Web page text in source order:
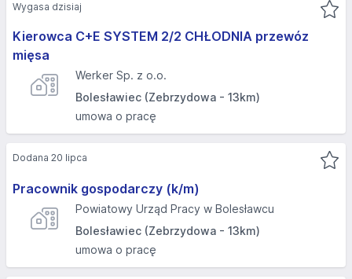
Kierowca C+E SYSTEM 2/2 CHŁODNIA przewóz
mięsa
Werker Sp. z o.o.
Bolesławiec (Zebrzydowa - 13km)
umowa o pracę
Wygasa dzisiaj
Pracownik gospodarczy (k/m)
Powiatowy Urząd Pracy w Bolesławcu
Bolesławiec (Zebrzydowa - 13km)
umowa o pracę
Dodana 20 lipca